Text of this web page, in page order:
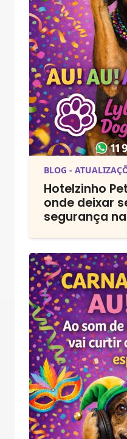
BLOG -
Hotelzinho
onde deixar
segurança